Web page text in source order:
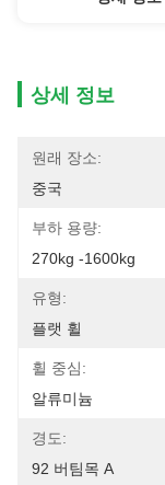
상세 정보
원래 장소:
중국
부하 용량:
270kg -1600kg
유형:
플랫 휠
휠 중심:
알류미늄
경도:
92 버팀목 A